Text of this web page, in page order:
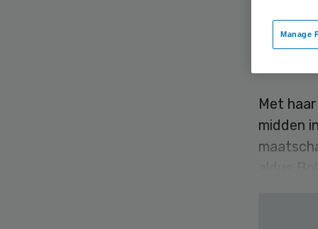
Met
midden
Manage